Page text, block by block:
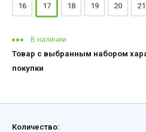
16 17 18 19 20 21
В наличии
Товар с выбранным набором
покупки
Количество: